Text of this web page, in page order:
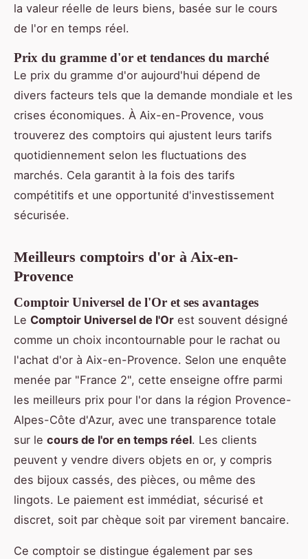
la valeur réelle de leurs biens, basée sur le cours
de l'or en temps réel.
Prix du gramme d'or et tendances du marché
Le prix du gramme d'or aujourd'hui dépend de
divers facteurs tels que la demande mondiale et les
crises économiques. À Aix-en-Provence, vous
trouverez des comptoirs qui ajustent leurs tarifs
quotidiennement selon les fluctuations des
marchés. Cela garantit à la fois des tarifs
compétitifs et une opportunité d'investissement
sécurisée.
Meilleurs comptoirs d'or à Aix-en-
Provence
Comptoir Universel de l'Or et ses avantages
Le Comptoir Universel de l'Or est souvent désigné
comme un choix incontournable pour le rachat ou
l'achat d'or à Aix-en-Provence. Selon une enquête
menée par "France 2", cette enseigne offre parmi
les meilleurs prix pour l'or dans la région Provence-
Alpes-Côte d'Azur, avec une transparence totale
sur le cours de l'or en temps réel. Les clients
peuvent y vendre divers objets en or, y compris
des bijoux cassés, des pièces, ou même des
lingots. Le paiement est immédiat, sécurisé et
discret, soit par chèque soit par virement bancaire.
Ce comptoir se distingue également par ses